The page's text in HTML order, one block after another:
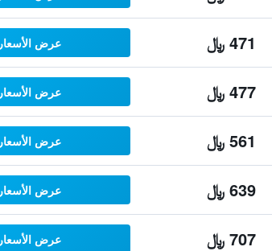
471 ﷼ عرض الأسعار
477 ﷼ عرض الأسعار
561 ﷼ عرض الأسعار
639 ﷼ عرض الأسعار
707 ﷼ عرض الأسعار